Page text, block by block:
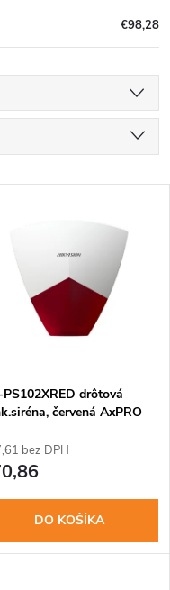
€98,28
drôtová
červená AxPRO
bez DPH
DO KOŠÍKA